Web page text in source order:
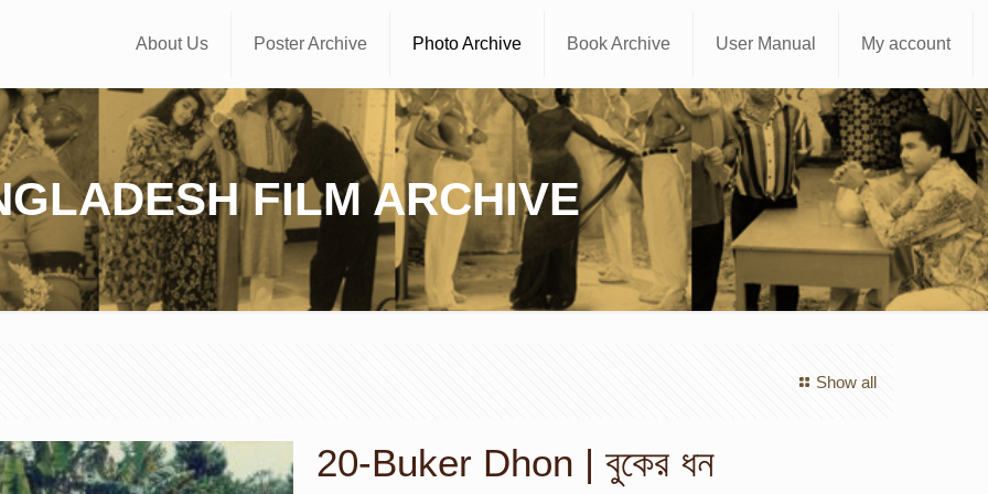
About Us Poster Archive Photo Archive Book Archive User Manual My account
FILM ARCHIVE
Show all
20-Buker Dhon | বুকের ধন